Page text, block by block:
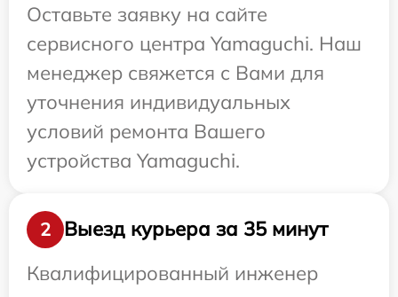
Оставьте заявку на сайте
сервисного центра Yamaguchi. Наш
менеджер свяжется с Вами для
уточнения индивидуальных
условий ремонта Вашего
устройства Yamaguchi.
2
Выезд курьера за 35 минут
Квалифицированный инженер